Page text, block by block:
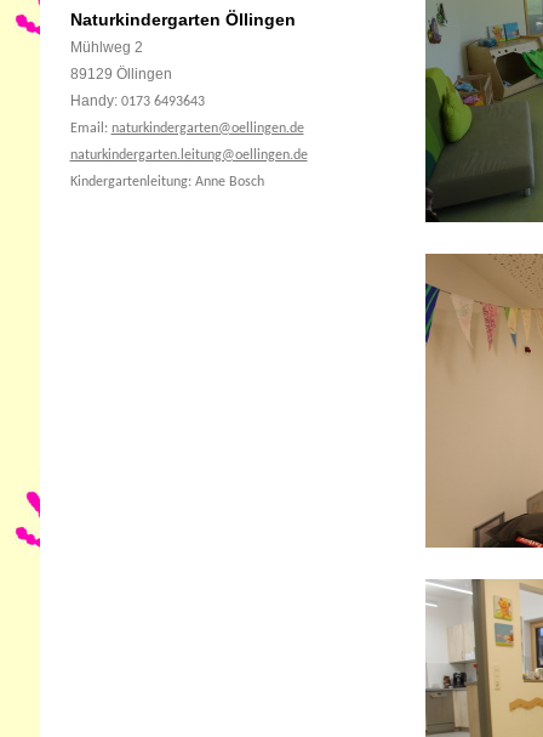
Naturkindergarten Öllingen
Mühlweg 2
89129 Öllingen
Handy: 0173 6493643
Email: naturkindergarten@oellingen.de
naturkindergarten.leitung@oellingen.de
Kindergartenleitung: Anne Bosch